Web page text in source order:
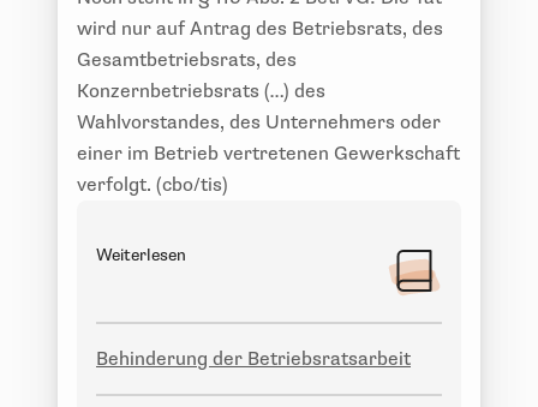
wird nur auf Antrag des Betriebsrats, des
Gesamtbetriebsrats, des
Konzernbetriebsrats (…) des
Wahlvorstandes, des Unternehmers oder
einer im Betrieb vertretenen Gewerkschaft
verfolgt. (cbo/tis)
Weiterlesen
Behinderung der Betriebsratsarbeit